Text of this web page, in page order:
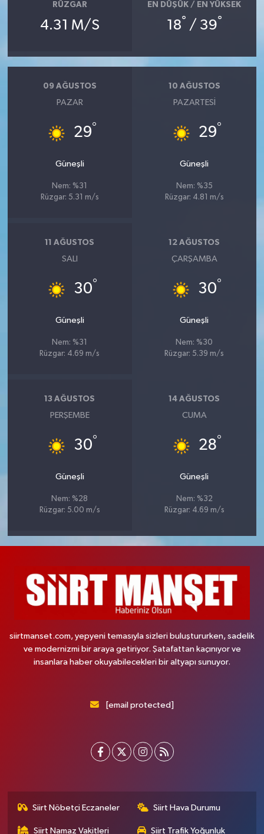
RÜZGAR
4.31 M/S
EN DÜŞÜK / EN YÜKSEK
18° / 39°
09 AĞUSTOS
PAZAR
29°
Güneşli
Nem: %31
Rüzgar: 5.31 m/s
10 AĞUSTOS
PAZARTESI
29°
Güneşli
Nem: %35
Rüzgar: 4.81 m/s
11 AĞUSTOS
SALI
30°
Güneşli
Nem: %31
Rüzgar: 4.69 m/s
12 AĞUSTOS
ÇARŞAMBA
30°
Güneşli
Nem: %30
Rüzgar: 5.39 m/s
13 AĞUSTOS
PERŞEMBE
30°
Güneşli
Nem: %28
Rüzgar: 5.00 m/s
14 AĞUSTOS
CUMA
28°
Güneşli
Nem: %32
Rüzgar: 4.69 m/s
siirtmanset.com, yepyeni temasıyla sizleri buluştururken, sadelik
ve modernizmi bir araya getiriyor. Şatafattan kaçınıyor ve
insanlara haber okuyabilecekleri bir altyapı sunuyor.
[email protected]
Siirt Nöbetçi Eczaneler Siirt Hava Durumu
Siirt Namaz Vakitleri Siirt Trafik Yoğunluk